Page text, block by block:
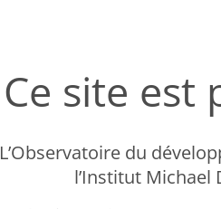
Ce site
L’Observatoire du
l’Institut Michael